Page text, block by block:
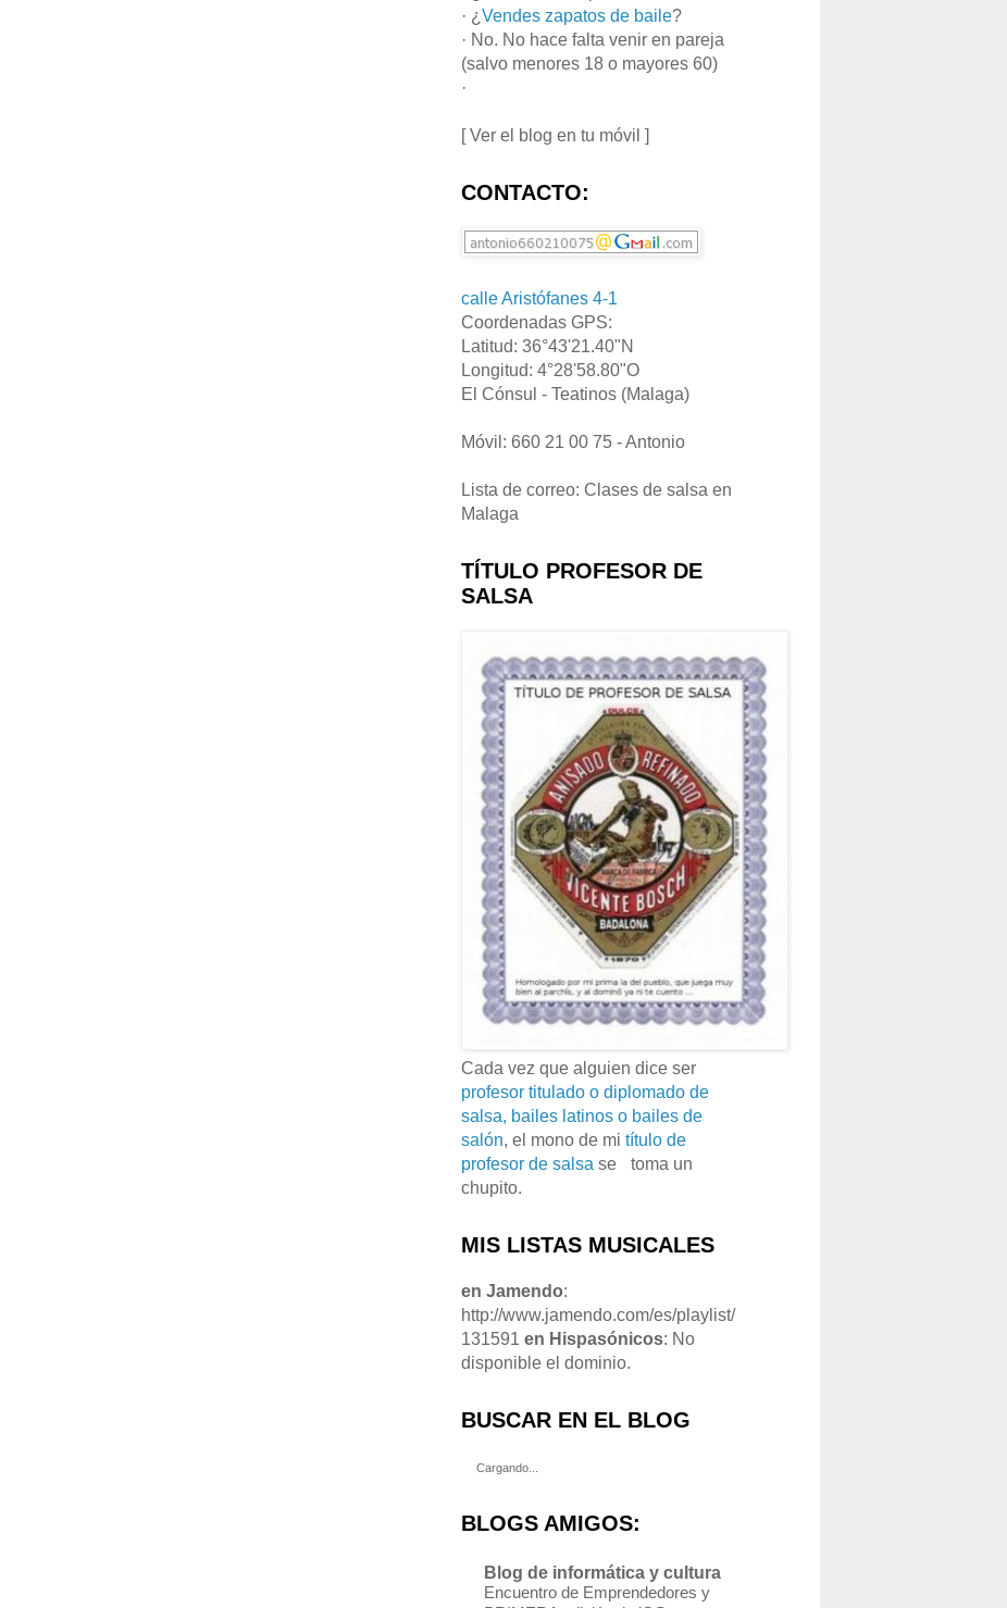
· ¿ Vendes zapatos de baile?
· No. No hace falta venir en pareja
(salvo menores 18 o mayores 60)
·
[ Ver el blog en tu móvil ]
CONTACTO:
calle Aristófanes 4-1
Coordenadas GPS:
Latitud: 36°43'21.40"N
Longitud: 4°28'58.80"O
El Cónsul - Teatinos (Malaga)
Móvil: 660 21 00 75 - Antonio
Lista de correo: Clases de salsa en
Malaga
TÍTULO PROFESOR DE
SALSA
Cada vez que alguien dice ser
profesor titulado o diplomado de
salsa, bailes latinos o bailes de
salón, el mono de mi título de
profesor de salsa se
toma un
chupito.
MIS LISTAS MUSICALES
en Jamendo:
http://www.jamendo.com/es/playlist/
131591 en Hispasónicos: No
disponible el dominio.
BUSCAR EN EL BLOG
Cargando...
BLOGS AMIGOS:
Blog de informática y cultura
Encuentro de Emprendedores y